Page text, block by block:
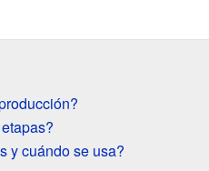
y cuándo se usa?